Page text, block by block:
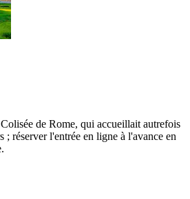
de Rome, qui accueillait autrefois
; réserver l'entrée en ligne à l'avance en